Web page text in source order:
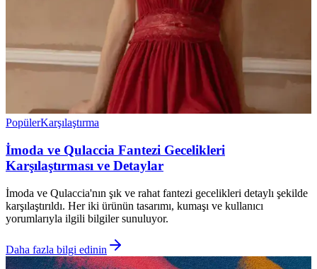
PopülerKarşılaştırma
İmoda ve Qulaccia Fantezi Gecelikleri
Karşılaştırması ve Detaylar
İmoda ve Qulaccia'nın şık ve rahat fantezi gecelikleri detaylı şekilde
karşılaştırıldı. Her iki ürünün tasarımı, kumaşı ve kullanıcı
yorumlarıyla ilgili bilgiler sunuluyor.
Daha fazla bilgi edinin